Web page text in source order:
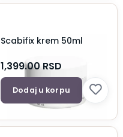
Scabifix krem 50ml
1,399.00RSD
Dodaj u korpu